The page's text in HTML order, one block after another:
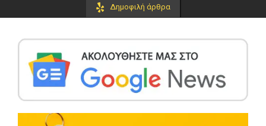
Δημοφιλή άρθρα